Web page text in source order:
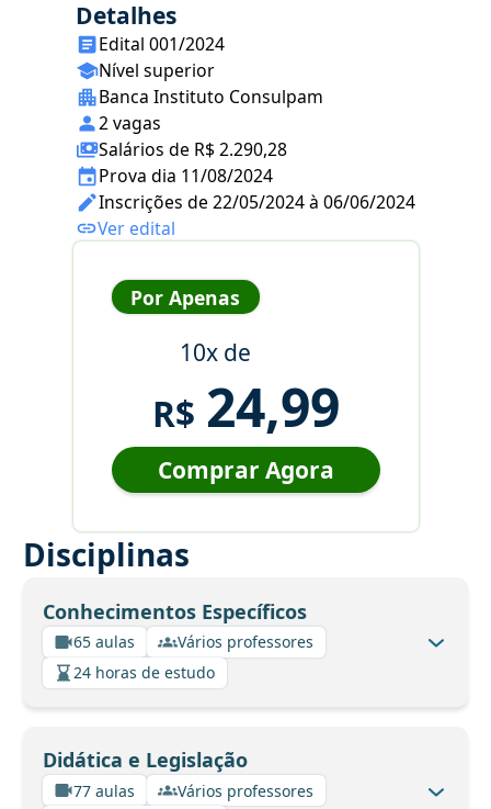
Detalhes
Edital 001/2024
Nível superior
Banca Instituto Consulpam
2 vagas
Salários de R$ 2.290,28
Prova dia 11/08/2024
Inscrições de 22/05/2024 à 06/06/2024
Ver edital
Por Apenas
10x de
R$ 24,99
Comprar Agora
Disciplinas
Conhecimentos Específicos
65 aulas
Vários professores
24 horas de estudo
Didática e Legislação
77 aulas
Vários professores